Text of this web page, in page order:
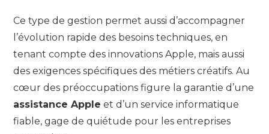
Ce type de gestion permet aussi d’accompagner
l’évolution rapide des besoins techniques, en
tenant compte des innovations Apple, mais aussi
des exigences spécifiques des métiers créatifs. Au
cœur des préoccupations figure la garantie d’une
assistance Apple et d’un service informatique
fiable, gage de quiétude pour les entreprises